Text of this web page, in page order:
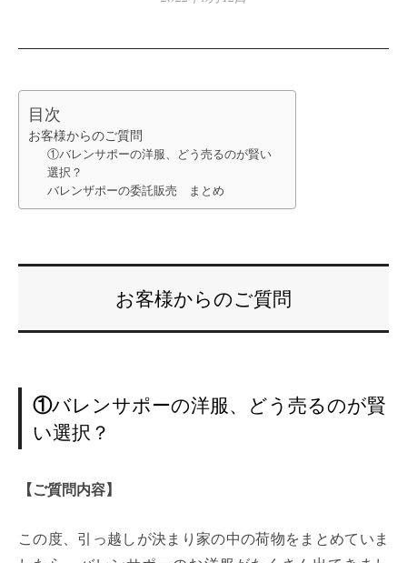
目次
お客様からのご質問
①バレンサポーの洋服、どう売るのが賢い
選択？
バレンザポーの委託販売 まとめ
お客様からのご質問
①バレンサポーの洋服、どう売るのが賢
い選択？
【ご質問内容】
この度、引っ越しが決まり家の中の荷物をまとめていま